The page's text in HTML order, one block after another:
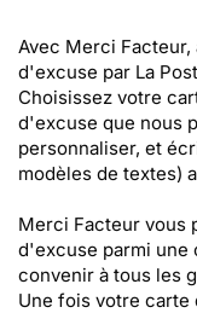
Avec Merci
d'excuse par La
Choisissez votre
d'excuse que nous
personnaliser, et
modèles de textes)
Merci Facteur vous
d'excuse parmi une
convenir à tous les
Une fois votre